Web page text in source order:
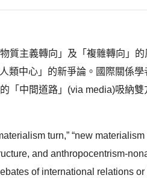
主義轉向」及「複雜轉向」
類中心」的新爭論。國際關係
「中間道路」(via media)吸納
turn,” “new
and anthropocentrism-
of international relations